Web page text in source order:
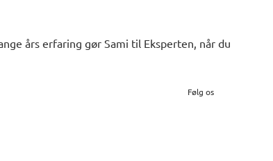
års erfaring gør Sami til Eksperten, når du
Følg os